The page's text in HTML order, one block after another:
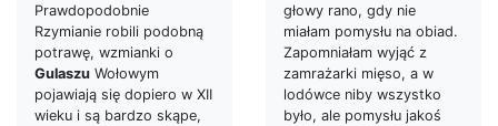
Prawdopodobnie
Rzymianie robili podobną
potrawę, wzmianki o
Gulaszu Wołowym
pojawiają się dopiero w XII
wieku i są bardzo skąpe,
głowy rano, gdy nie
miałam pomysłu na obiad.
Zapomniałam wyjąć z
zamrażarki mięso, a w
lodówce niby wszystko
było, ale pomysłu jakoś